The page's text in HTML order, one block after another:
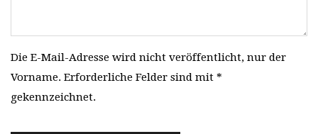
Die E-Mail-Adresse wird nicht veröffentlicht, nur der
Vorname. Erforderliche Felder sind mit *
gekennzeichnet.